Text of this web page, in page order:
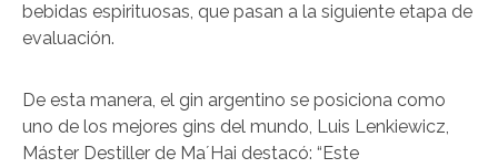
bebidas espirituosas, que pasan a la siguiente etapa de
evaluación.
De esta manera, el gin argentino se posiciona como
uno de los mejores gins del mundo, Luis Lenkiewicz,
Máster Destiller de Ma´Hai destacó: “Este